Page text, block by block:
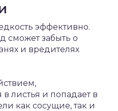
эффективно.
сможет забыть о
и вредителях
листья и попадает в
как сосущие, так и